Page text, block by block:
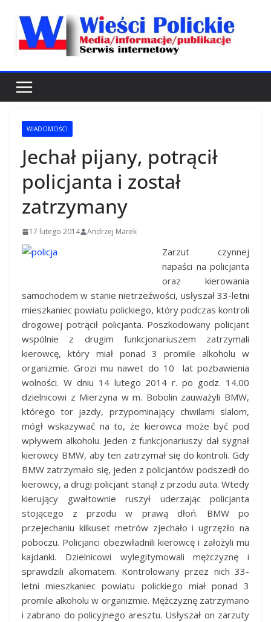
WIADOMOŚCI
Jechał pijany, potrącił
policjanta i został
zatrzymany
17 lutego 2014 Andrzej Marek
Zarzut czynnej
napaści na policjanta
oraz kierowania
samochodem w stanie nietrzeźwości, usłyszał 33-letni
mieszkaniec powiatu polickiego, który podczas kontroli
drogowej potrącił policjanta. Poszkodowany policjant
wspólnie z drugim funkcjonariuszem zatrzymali
kierowcę, który miał ponad 3 promile alkoholu w
organizmie. Grozi mu nawet do 10 lat pozbawienia
wolności. W dniu 14 lutego 2014 r. po godz. 14.00
dzielnicowi z Mierzyna w m. Bobolin zauważyli BMW,
którego tor jazdy, przypominający chwilami slalom,
mógł wskazywać na to, że kierowca może być pod
wpływem alkoholu. Jeden z funkcjonariuszy dał sygnał
kierowcy BMW, aby ten zatrzymał się do kontroli. Gdy
BMW zatrzymało się, jeden z policjantów podszedł do
kierowcy, a drugi policjant stanął z przodu auta. Wtedy
kierujący gwałtownie ruszył uderzając policjanta
stojącego z przodu w prawą dłoń. BMW po
przejechaniu kilkuset metrów zjechało i ugrzęzło na
poboczu. Policjanci obezwładnili kierowcę i założyli mu
kajdanki. Dzielnicowi wylegitymowali mężczyznę i
sprawdzili alkomatem. Kontrolowany przez nich 33-
letni mieszkaniec powiatu polickiego miał ponad 3
promile alkoholu w organizmie. Mężczyznę zatrzymano
i zabrano do policyjnego aresztu. Usłyszał on zarzuty